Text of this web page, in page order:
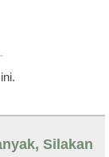
Silakan